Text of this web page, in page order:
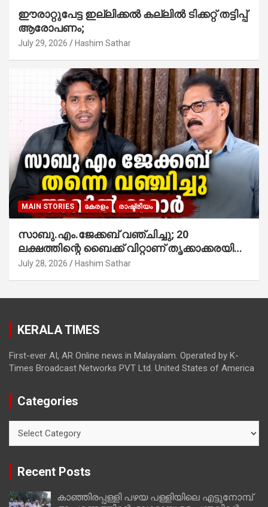
ഈരാറ്റുപേട്ട ഇല്ലിക്കൽ കല്ലിൽ ടിക്കറ്റ് തട്ടിപ്പ്
ആരോപണം;
July 29, 2026 Hashim Sathar
MAIN STORIES കേരളം രാഷ്ട്രീയം
സാബു.എം.ജേക്കബ് വഞ്ചിച്ചു; 20
ലക്ഷത്തിന്റെ ബൈക്ക് വിറ്റാണ് തൃക്കാക്കരയില്‍
മത്സരിച്ചത്! പ്രചാരണത്തിന് രണ്ടേ രണ്ടുപേര്‍
അഖില്‍ മാരാര്‍ ട്വന്റി 20 വിട്ടു
July 28, 2026 Hashim Sathar
KERALA TIMES
First-ever AI, AR Online news in Malayalam. Operated by K-
Times Broadcast Networks PVT Ltd. United States of America
Categories
Recent Posts
കാഞ്ഞിരപ്പള്ളി പഴയ പള്ളിയിലെ എട്ടുനോമ്പ്